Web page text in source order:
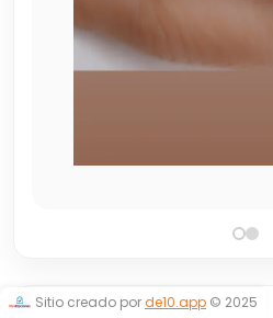
Sitio creado porde10.app © 2025